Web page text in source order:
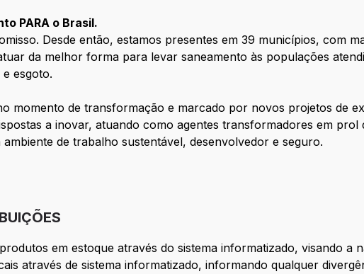
PARA o Brasil.
Desde então, estamos presentes em 39 municípios, com
da melhor forma para levar saneamento às populações
esgoto.
momento de transformação e marcado por novos projetos de
a inovar, atuando como agentes transformadores em
de trabalho sustentável, desenvolvedor e seguro.
em estoque através do sistema informatizado, visando a
através de sistema informatizado, informando qualquer